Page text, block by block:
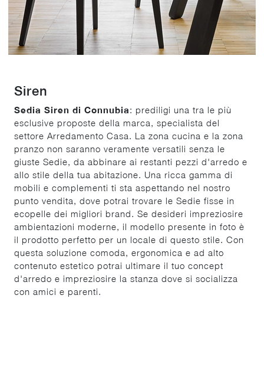
Siren
Sedia Siren di Connubia: prediligi una tra le più
esclusive proposte della marca, specialista del
settore Arredamento Casa. La zona cucina e la zona
pranzo non saranno veramente versatili senza le
giuste Sedie, da abbinare ai restanti pezzi d'arredo e
allo stile della tua abitazione. Una ricca gamma di
mobili e complementi ti sta aspettando nel nostro
punto vendita, dove potrai trovare le Sedie fisse in
ecopelle dei migliori brand. Se desideri impreziosire
ambientazioni moderne, il modello presente in foto è
il prodotto perfetto per un locale di questo stile. Con
questa soluzione comoda, ergonomica e ad alto
contenuto estetico potrai ultimare il tuo concept
d'arredo e impreziosire la stanza dove si socializza
con amici e parenti.